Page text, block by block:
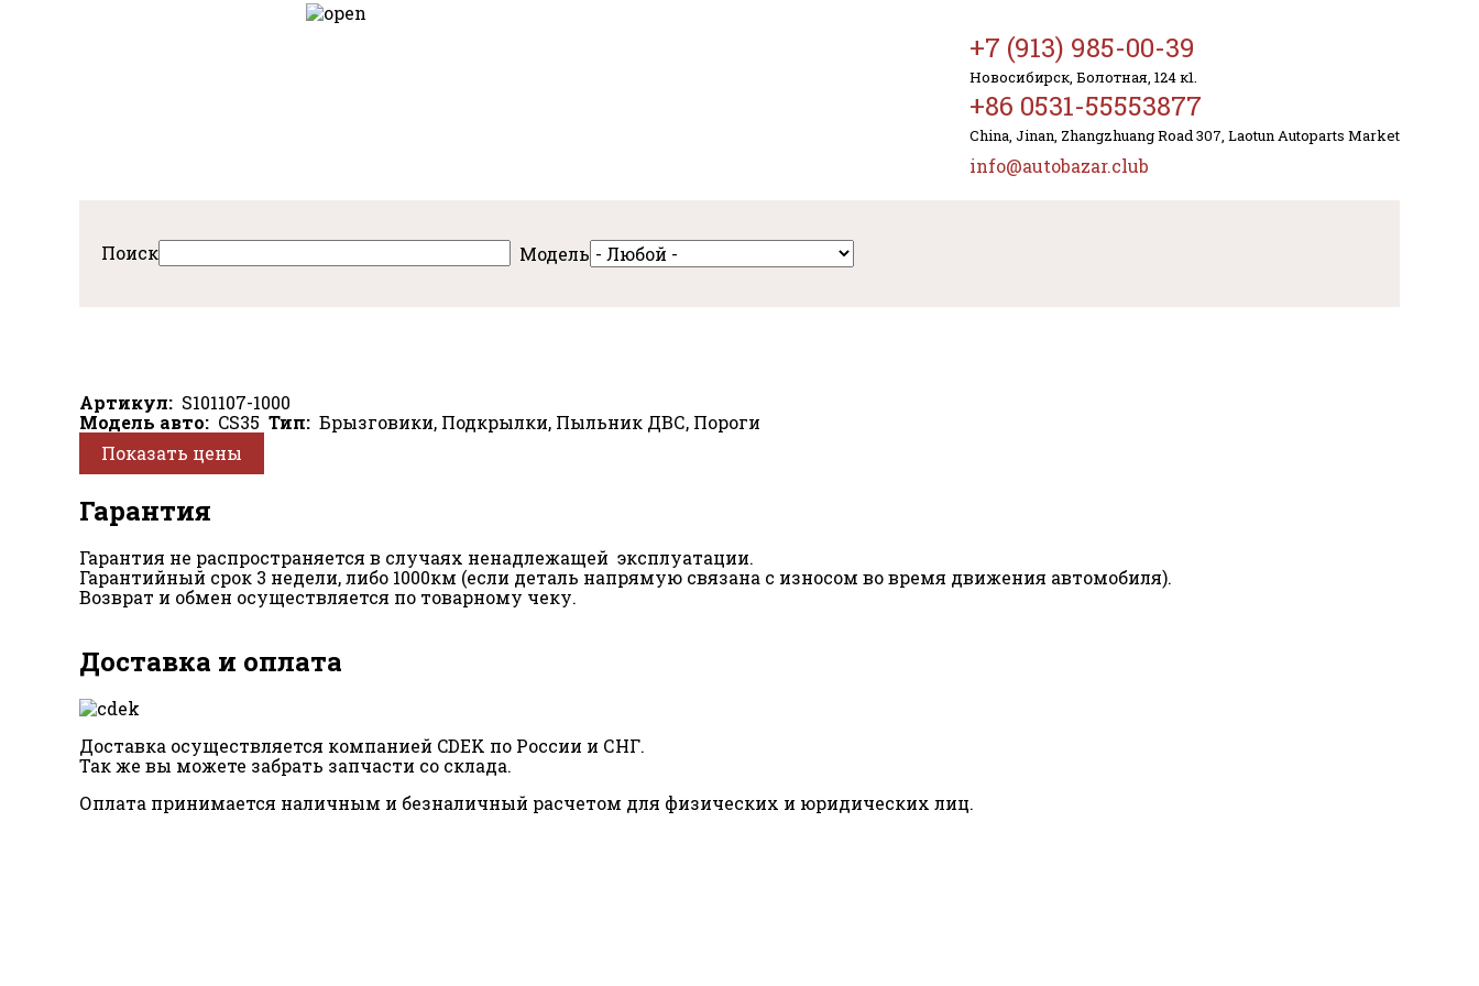
+7 (913) 985-00-39
Новосибирск, Болотная, 124 к1.
+86 0531-55553877
China, Jinan, Zhangzhuang Road 307, Laotun Autoparts Market
info@autobazar.club
Поиск Модель
Артикул
S101107-1000
Модель авто
CS35 Тип
Брызговики, Подкрылки, Пыльник ДВС, Пороги
Показать цены
Гарантия
Гарантия не распространяется в случаях ненадлежащей эксплуатации.
Гарантийный срок 3 недели, либо 1000км (если деталь напрямую связана с износом во время движения автомобиля).
Возврат и обмен осуществляется по товарному чеку.
Доставка и оплата
Доставка осуществляется компанией CDEK по России и СНГ.
Так же вы можете забрать запчасти со склада.
Оплата принимается наличным и безналичный расчетом для физических и юридических лиц.